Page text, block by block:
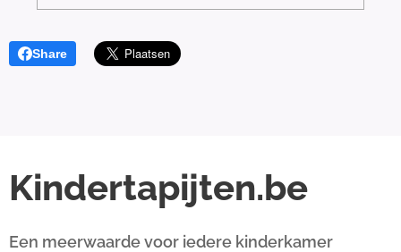
Share
Kindertapijten.be
Een meerwaarde voor iedere kinderkamer